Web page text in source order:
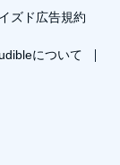
ズド広告規約
について